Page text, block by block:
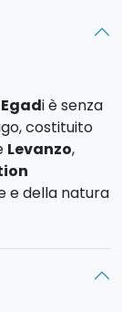
i è senza
costituito
Levanzo,
e della natura
GL,
e